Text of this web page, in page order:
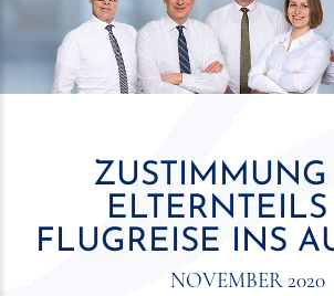
ZUSTIMMUNG
ELTERNTEILS
FLUGREISE INS
NOVEMBER 2020